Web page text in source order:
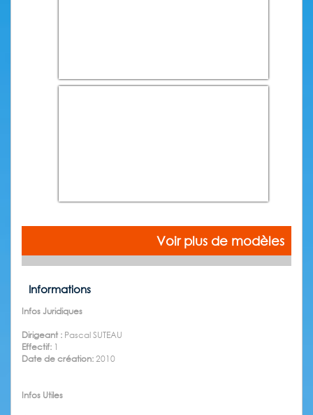
Voir plus de modèles
Informations
Infos Juridiques
Dirigeant : Pascal SUTEAU
Effectif: 1
Date de création:2010
Infos Utiles